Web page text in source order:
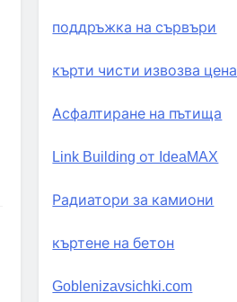
поддръжка на сървъри
кърти чисти извозва цена
Асфалтиране на пътища
Link Building от IdeaMAX
Радиатори за камиони
къртене на бетон
Goblenizavsichki.com